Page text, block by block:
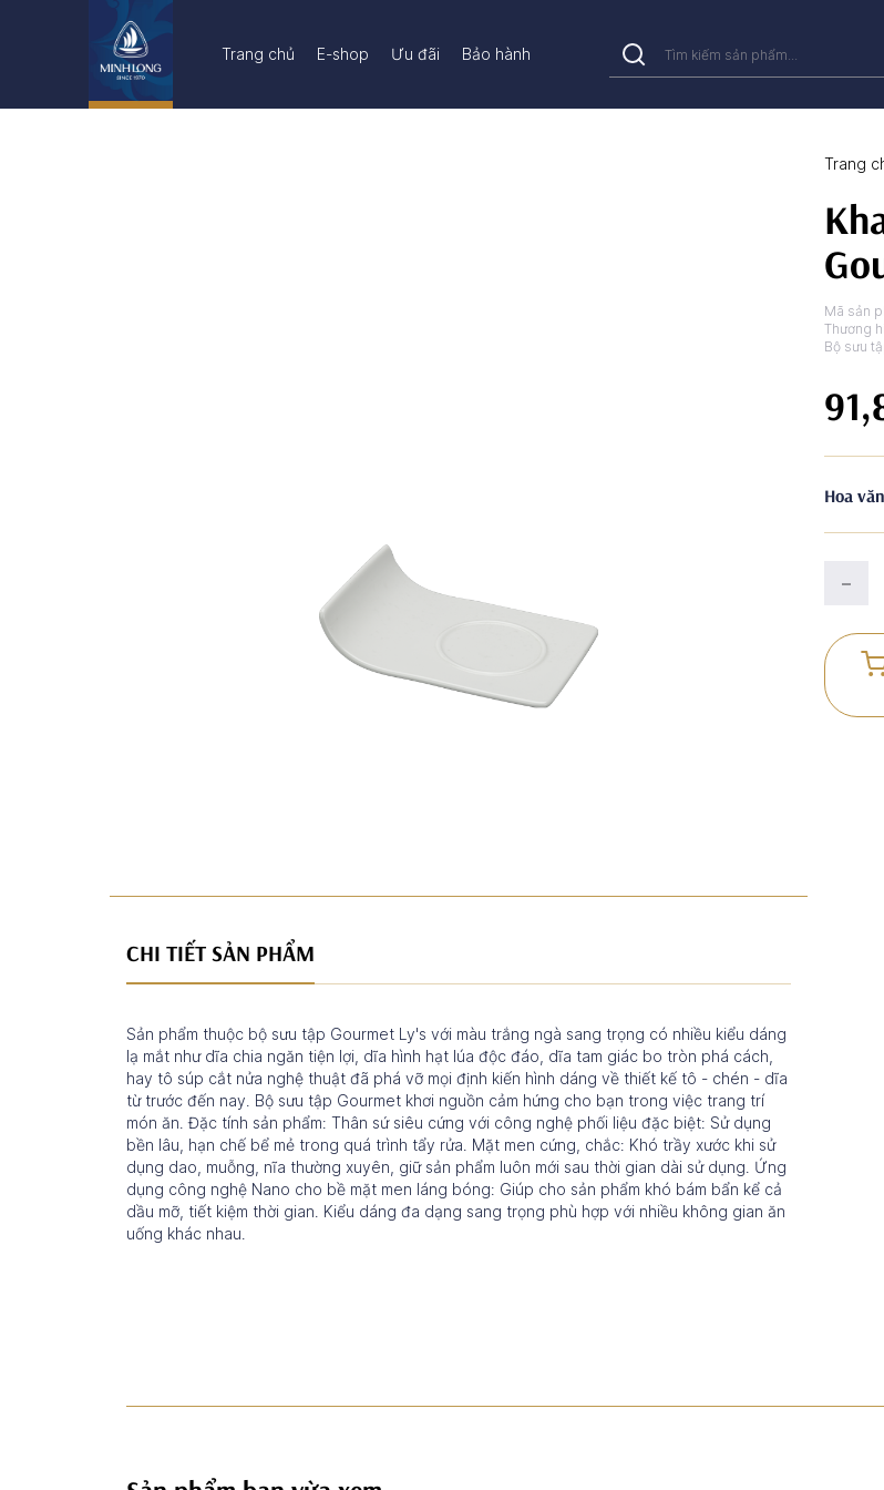
Trang chủ E-shop Ưu đãi Bảo hành
Trang
Mã sản
Thương
Bộ sưu
Hoa văn
CHI TIẾT SẢN PHẨM
Sản phẩm thuộc bộ sưu tập Gourmet Ly's với màu trắng ngà sang trọng có nhiều kiểu dáng
lạ mắt như dĩa chia ngăn tiện lợi, dĩa hình hạt lúa độc đáo, dĩa tam giác bo tròn phá cách,
hay tô súp cắt nửa nghệ thuật đã phá vỡ mọi định kiến hình dáng về thiết kế tô - chén - dĩa
từ trước đến nay. Bộ sưu tập Gourmet khơi nguồn cảm hứng cho bạn trong việc trang trí
món ăn. Đặc tính sản phẩm: Thân sứ siêu cứng với công nghệ phối liệu đặc biệt: Sử dụng
bền lâu, hạn chế bể mẻ trong quá trình tẩy rửa. Mặt men cứng, chắc: Khó trầy xước khi sử
dụng dao, muỗng, nĩa thường xuyên, giữ sản phẩm luôn mới sau thời gian dài sử dụng. Ứng
dụng công nghệ Nano cho bề mặt men láng bóng: Giúp cho sản phẩm khó bám bẩn kể cả
dầu mỡ, tiết kiệm thời gian. Kiểu dáng đa dạng sang trọng phù hợp với nhiều không gian ăn
uống khác nhau.